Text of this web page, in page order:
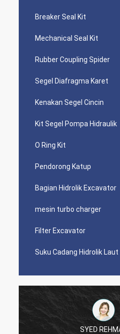
Breaker Seal Kit
Mechanical Seal Kit
Rubber Coupling Spider
Segel Diafragma Karet
Kenakan Segel Cincin
Kit Segel Pompa Hidraulik
O Ring Kit
Pendorong Katup
Bagian Hidrolik Excavator
mesin turbo charger
Filter Excavator
Suku Cadang Hidrolik Laut
SYED